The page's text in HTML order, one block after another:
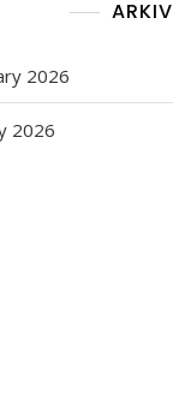
ARKIV
2026
2026